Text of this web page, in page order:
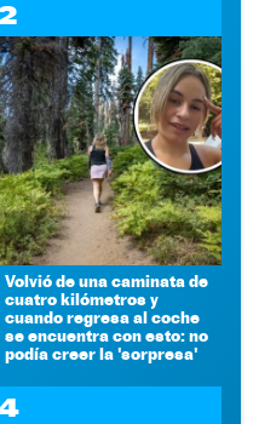
Volvió de una caminata de
cuatro kilómetros y
cuando regresa al coche
se encuentra con esto: no
podía creer la 'sorpresa'